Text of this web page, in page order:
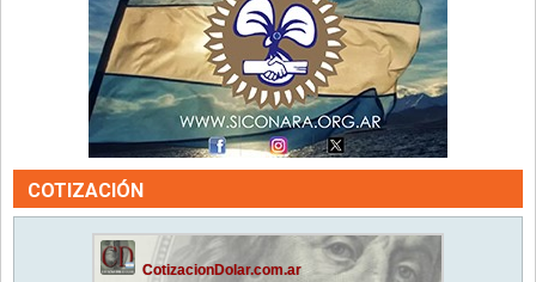
COTIZACIÓN